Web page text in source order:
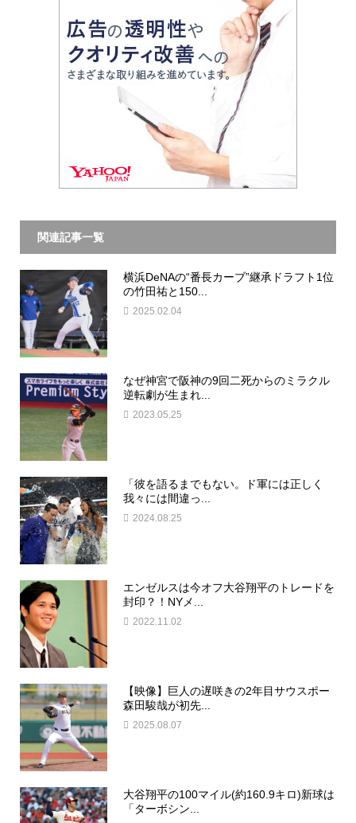
関連記事一覧
横浜DeNAの“番長カーブ”継承ドラフト1位
の竹田祐と150...
2025.02.04
なぜ神宮で阪神の9回二死からのミラクル
逆転劇が生まれ...
2023.05.25
「彼を語るまでもない。ド軍には正しく
我々には間違っ...
2024.08.25
エンゼルスは今オフ大谷翔平のトレードを
封印？！NYメ...
2022.11.02
【映像】巨人の遅咲きの2年目サウスポー
森田駿哉が初先...
2025.08.07
大谷翔平の100マイル(約160.9キロ)新球は
「ターボシン...